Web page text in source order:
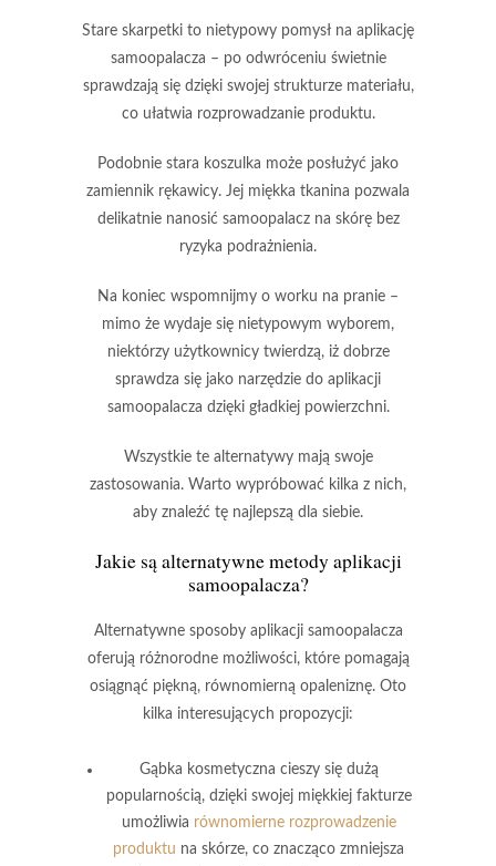
Stare skarpetki to nietypowy pomysł na aplikację
samoopalacza – po odwróceniu świetnie
sprawdzają się dzięki swojej strukturze materiału,
co ułatwia rozprowadzanie produktu.
Podobnie stara koszulka może posłużyć jako
zamiennik rękawicy. Jej miękka tkanina pozwala
delikatnie nanosić samoopalacz na skórę bez
ryzyka podrażnienia.
Na koniec wspomnijmy o worku na pranie –
mimo że wydaje się nietypowym wyborem,
niektórzy użytkownicy twierdzą, iż dobrze
sprawdza się jako narzędzie do aplikacji
samoopalacza dzięki gładkiej powierzchni.
Wszystkie te alternatywy mają swoje
zastosowania. Warto wypróbować kilka z nich,
aby znaleźć tę najlepszą dla siebie.
Jakie są alternatywne metody aplikacji
samoopalacza?
Alternatywne sposoby aplikacji samoopalacza
oferują różnorodne możliwości, które pomagają
osiągnąć piękną, równomierną opaleniznę. Oto
kilka interesujących propozycji:
Gąbka kosmetyczna cieszy się dużą
popularnością, dzięki swojej miękkiej fakturze
umożliwia równomierne rozprowadzenie
produktu na skórze, co znacząco zmniejsza